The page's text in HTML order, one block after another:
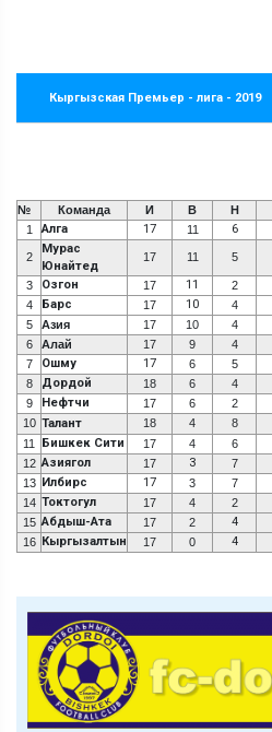
Кыргызская Премьер - лига - 2019
№ Команда И В Н
1
Алга 17 11 6
2
Мурас
Юнайтед
17 11 5
3 Озгон 17 11 2
4 Барс 17 10 4
5 Азия 17 10 4
6
Алай 17 9 4
7
Ошму 17 6 5
8 Дордой 18 6 4
9 Нефтчи 17 6 2
10 Талант 18 4 8
11
Бишкек Сити 17 4 6
12 Азиягол 17 3 7
13 Илбирс 17 3 7
14 Токтогул 17 4 2
15 Абдыш-Ата 17 2 4
16 Кыргызалтын 17 0 4